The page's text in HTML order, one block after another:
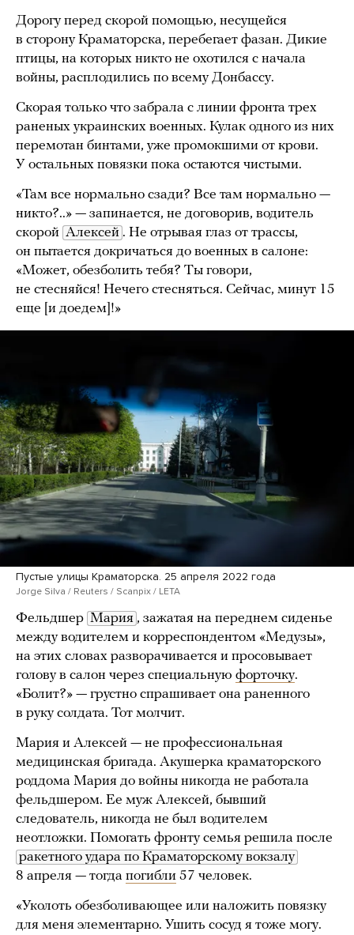
Дорогу перед скорой помощью, несущейся
в сторону Краматорска, перебегает фазан. Дикие
птицы, на которых никто не охотился с начала
войны, расплодились по всему Донбассу.
Скорая только что забрала с линии фронта трех
раненых украинских военных. Кулак одного из них
перемотан бинтами, уже промокшими от крови.
У остальных повязки пока остаются чистыми.
«Там все нормально сзади? Все там нормально —
никто?..» — запинается, не договорив, водитель
скорой Алексей . Не отрывая глаз от трассы,
он пытается докричаться до военных в салоне:
«Может, обезболить тебя? Ты говори,
не стесняйся! Нечего стесняться. Сейчас, минут 15
еще [и доедем]!»
Пустые улицы Краматорска. 25 апреля 2022 года
Jorge Silva / Reuters / Scanpix / LETA
Фельдшер Мария , зажатая на переднем сиденье
между водителем и корреспондентом «Медузы»,
на этих словах разворачивается и просовывает
голову в салон через специальную форточку.
«Болит?» — грустно спрашивает она раненного
в руку солдата. Тот молчит.
Мария и Алексей — не профессиональная
медицинская бригада. Акушерка краматорского
роддома Мария до войны никогда не работала
фельдшером. Ее муж Алексей, бывший
следователь, никогда не был водителем
неотложки. Помогать фронту семья решила после
ракетного удара по Краматорскому вокзалу
8 апреля — тогда погибли 57 человек.
«Уколоть обезболивающее или наложить повязку
для меня элементарно. Ушить сосуд я тоже могу.